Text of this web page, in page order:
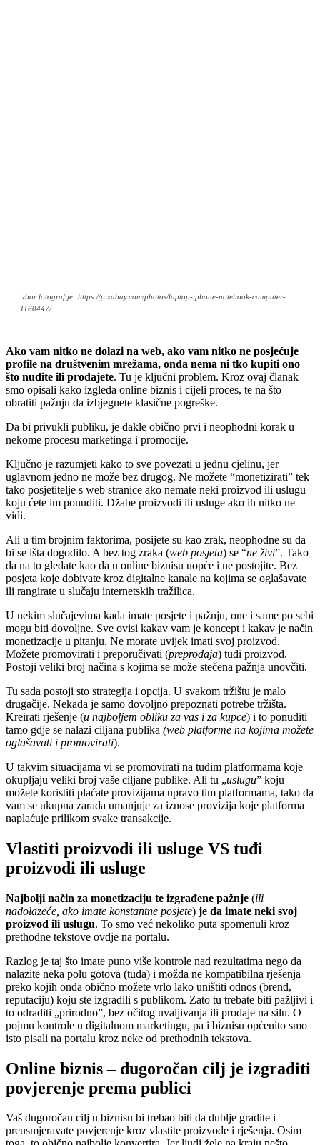
izbor fotografije: https://pixabay.com/photos/laptop-iphone-notebook-computer-
1160447/
Ako vam nitko ne dolazi na web, ako vam nitko ne posjećuje
profile na društvenim mrežama, onda nema ni tko kupiti ono
što nudite ili prodajete. Tu je ključni problem. Kroz ovaj članak
smo opisali kako izgleda online biznis i cijeli proces, te na što
obratiti pažnju da izbjegnete klasične pogreške.
Da bi privukli publiku, je dakle obično prvi i neophodni korak u
nekome procesu marketinga i promocije.
Ključno je razumjeti kako to sve povezati u jednu cjelinu, jer
uglavnom jedno ne može bez drugog. Ne možete “monetizirati” tek
tako posjetitelje s web stranice ako nemate neki proizvod ili uslugu
koju ćete im ponuditi. Džabe proizvodi ili usluge ako ih nitko ne
vidi.
Ali u tim brojnim faktorima, posijete su kao zrak, neophodne su da
bi se išta dogodilo. A bez tog zraka (web posjeta) se “ne živi”. Tako
da na to gledate kao da u online biznisu uopće i ne postojite. Bez
posjeta koje dobivate kroz digitalne kanale na kojima se oglašavate
ili rangirate u slučaju internetskih tražilica.
U nekim slučajevima kada imate posjete i pažnju, one i same po sebi
mogu biti dovoljne. Sve ovisi kakav vam je koncept i kakav je način
monetizacije u pitanju. Ne morate uvijek imati svoj proizvod.
Možete promovirati i preporučivati (preprodaja) tuđi proizvod.
Postoji veliki broj načina s kojima se može stečena pažnja unovčiti.
Tu sada postoji sto strategija i opcija. U svakom tržištu je malo
drugačije. Nekada je samo dovoljno prepoznati potrebe tržišta.
Kreirati rješenje (u najboljem obliku za vas i za kupce) i to ponuditi
tamo gdje se nalazi ciljana publika (web platforme na kojima možete
oglašavati i promovirati).
U takvim situacijama vi se promovirati na tuđim platformama koje
okupljaju veliki broj vaše ciljane publike. Ali tu „uslugu” koju
možete koristiti plaćate provizijama upravo tim platformama, tako da
vam se ukupna zarada umanjuje za iznose provizija koje platforma
naplaćuje prilikom svake transakcije.
Vlastiti proizvodi ili usluge VS tuđi
proizvodi ili usluge
Najbolji način za monetizaciju te izgrađene pažnje (ili
nadolazeće, ako imate konstantne posjete) je da imate neki svoj
proizvod ili uslugu. To smo već nekoliko puta spomenuli kroz
prethodne tekstove ovdje na portalu.
Razlog je taj što imate puno više kontrole nad rezultatima nego da
nalazite neka polu gotova (tuđa) i možda ne kompatibilna rješenja
preko kojih onda obično možete vrlo lako uništiti odnos (brend,
reputaciju) koju ste izgradili s publikom. Zato tu trebate biti pažljivi i
to odraditi „prirodno”, bez očitog uvaljivanja ili prodaje na silu. O
pojmu kontrole u digitalnom marketingu, pa i biznisu općenito smo
isto pisali na portalu kroz neke od prethodnih tekstova.
Online biznis – dugoročan cilj je izgraditi
povjerenje prema publici
Vaš dugoročan cilj u biznisu bi trebao biti da dublje gradite i
preusmjeravate povjerenje kroz vlastite proizvode i rješenja. Osim